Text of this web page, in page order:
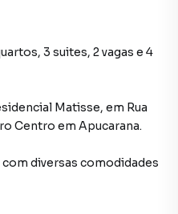
3 suites, 2 vagas e 4
Matisse, em Rua
Centro em Apucarana.
com diversas comodidades